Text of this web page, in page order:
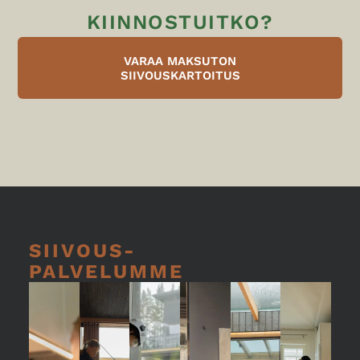
KIINNOSTUITKO?
VARAA MAKSUTON
SIIVOUSKARTOITUS
SIIVOUS-
PALVELUMME